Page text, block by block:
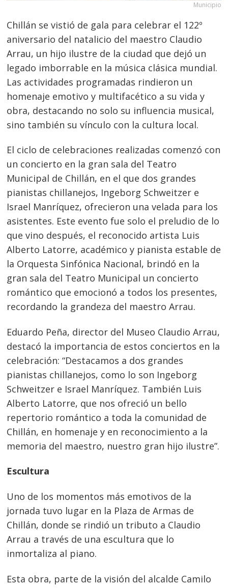
Municipio
Chillán se vistió de gala para celebrar el 122º
aniversario del natalicio del maestro Claudio
Arrau, un hijo ilustre de la ciudad que dejó un
legado imborrable en la música clásica mundial.
Las actividades programadas rindieron un
homenaje emotivo y multifacético a su vida y
obra, destacando no solo su influencia musical,
sino también su vínculo con la cultura local.
El ciclo de celebraciones realizadas comenzó con
un concierto en la gran sala del Teatro
Municipal de Chillán, en el que dos grandes
pianistas chillanejos, Ingeborg Schweitzer e
Israel Manríquez, ofrecieron una velada para los
asistentes. Este evento fue solo el preludio de lo
que vino después, el reconocido artista Luis
Alberto Latorre, académico y pianista estable de
la Orquesta Sinfónica Nacional, brindó en la
gran sala del Teatro Municipal un concierto
romántico que emocionó a todos los presentes,
recordando la grandeza del maestro Arrau.
Eduardo Peña, director del Museo Claudio Arrau,
destacó la importancia de estos conciertos en la
celebración: “Destacamos a dos grandes
pianistas chillanejos, como lo son Ingeborg
Schweitzer e Israel Manríquez. También Luis
Alberto Latorre, que nos ofreció un bello
repertorio romántico a toda la comunidad de
Chillán, en homenaje y en reconocimiento a la
memoria del maestro, nuestro gran hijo ilustre”.
Escultura
Uno de los momentos más emotivos de la
jornada tuvo lugar en la Plaza de Armas de
Chillán, donde se rindió un tributo a Claudio
Arrau a través de una escultura que lo
inmortaliza al piano.
Esta obra, parte de la visión del alcalde Camilo